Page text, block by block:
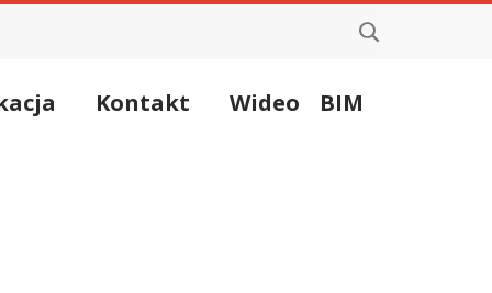
Kontakt Wideo BIM